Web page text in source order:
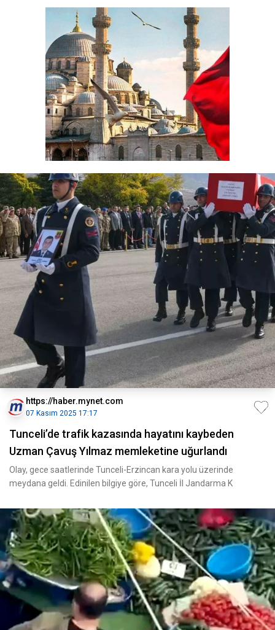
https://haber.mynet.com
07 Kasım 2025 17:17
Tunceli’de trafik kazasında hayatını kaybeden
Uzman Çavuş Yılmaz memleketine uğurlandı
Olay, gece saatlerinde Tunceli-Erzincan kara yolu üzerinde
meydana geldi. Edinilen bilgiye göre, Tunceli İl Jandarma K